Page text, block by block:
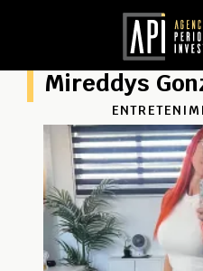
Mireddys